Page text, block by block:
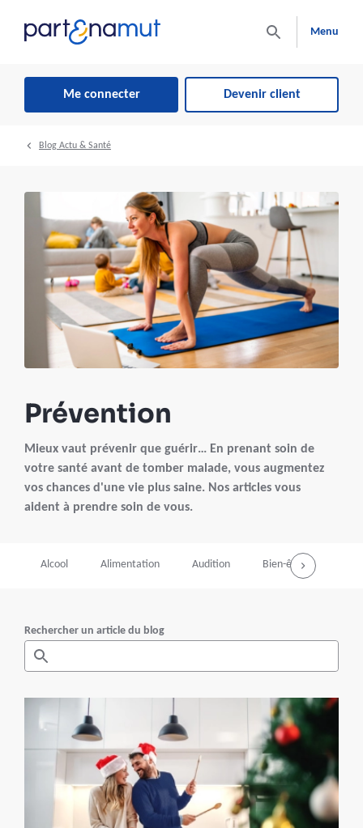
Menu
Me connecter Devenir client
Blog Actu & Santé
Prévention
Mieux vaut prévenir que guérir… En prenant soin de
votre santé avant de tomber malade, vous augmentez
vos chances d'une vie plus saine. Nos articles vous
aident à prendre soin de vous.
Alcool Alimentation Audition Bien-être
Rechercher un article du blog